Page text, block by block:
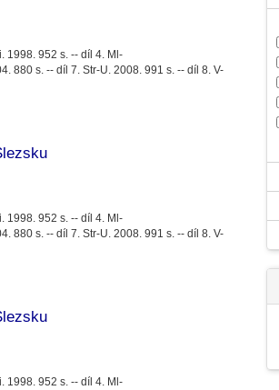
1998. 952 s. -- díl 4. Ml-
880 s. -- díl 7. Str-U. 2008. 991 s. -- díl 8. V-
1998. 952 s. -- díl 4. Ml-
880 s. -- díl 7. Str-U. 2008. 991 s. -- díl 8. V-
1998. 952 s. -- díl 4. Ml-